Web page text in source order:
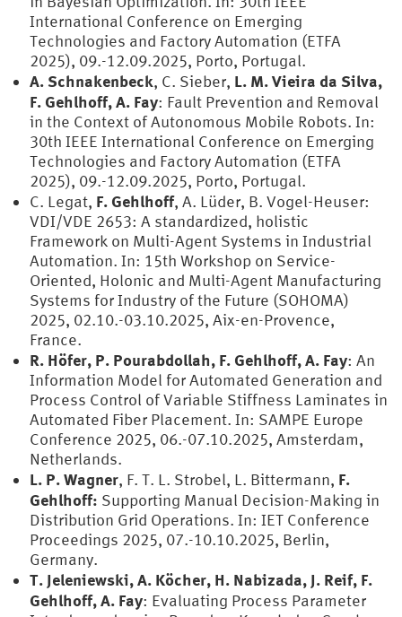
International Conference on Emerging
Technologies and Factory Automation (ETFA
2025), 09.-12.09.2025, Porto, Portugal.
A. Schnakenbeck, C. Sieber, L. M. Vieira da Silva,
F. Gehlhoff, A. Fay: Fault Prevention and Removal
in the Context of Autonomous Mobile Robots. In:
30th IEEE International Conference on Emerging
Technologies and Factory Automation (ETFA
2025), 09.-12.09.2025, Porto, Portugal.
C. Legat, F. Gehlhoff, A. Lüder, B. Vogel-Heuser:
VDI/VDE 2653: A standardized, holistic
Framework on Multi-Agent Systems in Industrial
Automation. In: 15th Workshop on Service-
Oriented, Holonic and Multi-Agent Manufacturing
Systems for Industry of the Future (SOHOMA)
2025, 02.10.-03.10.2025, Aix-en-Provence,
France.
R. Höfer, P. Pourabdollah, F. Gehlhoff, A. Fay: An
Information Model for Automated Generation and
Process Control of Variable Stiffness Laminates in
Automated Fiber Placement. In: SAMPE Europe
Conference 2025, 06.-07.10.2025, Amsterdam,
Netherlands.
L. P. Wagner, F. T. L. Strobel, L. Bittermann, F.
Gehlhoff: Supporting Manual Decision-Making in
Distribution Grid Operations. In: IET Conference
Proceedings 2025, 07.-10.10.2025, Berlin,
Germany.
T. Jeleniewski, A. Köcher, H. Nabizada, J. Reif, F.
Gehlhoff, A. Fay: Evaluating Process Parameter